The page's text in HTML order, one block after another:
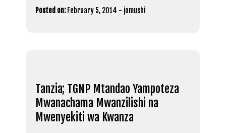
Posted on: February 5, 2014 - jomushi
Tanzia; TGNP Mtandao Yampoteza
Mwanachama Mwanzilishi na
Mwenyekiti wa Kwanza